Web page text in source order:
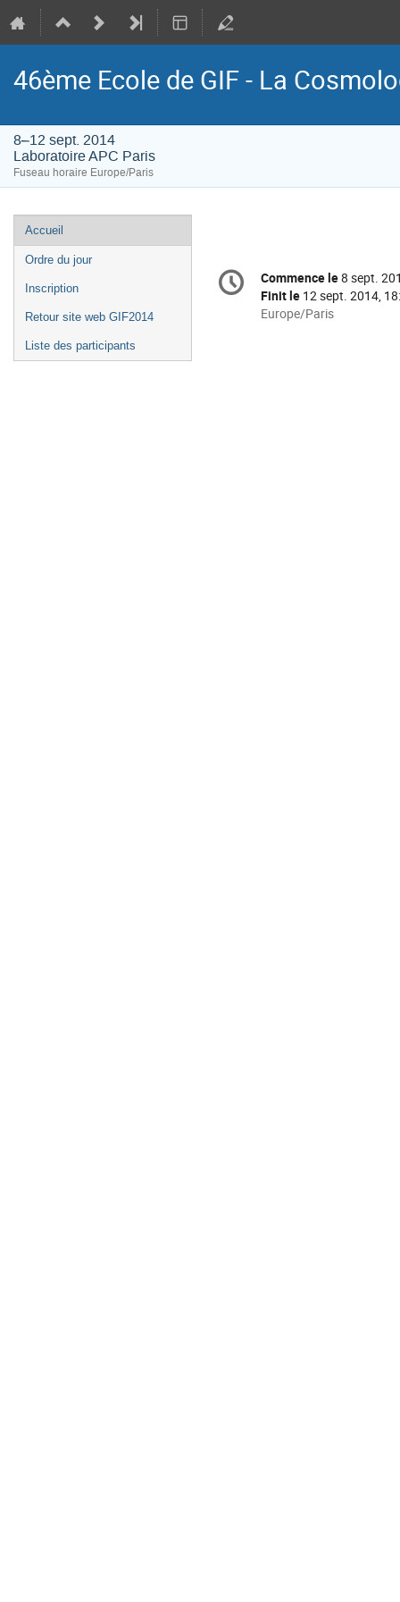
46ème Ecole de GIF - La
8–12 sept. 2014
Laboratoire APC Paris
Fuseau horaire Europe/Paris
Menu
de
l'événement
Accueil
Ordre du jour
Inscription
Retour site web GIF2014
Liste des participants
Information
de
Date/Heure
Commence le8 sept.
Finit le 12 sept. 2014,
Toutes
Europe/Paris